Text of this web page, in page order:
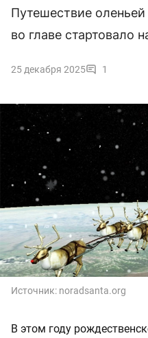
Путешествие
во главе стартовало
25 декабря 2025 1
Источник: noradsanta.org
В этом году